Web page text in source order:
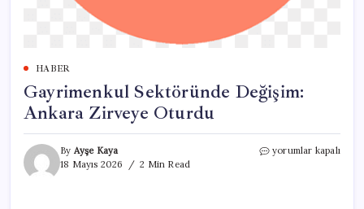
HABER
Gayrimenkul Sektöründe Değişim:
Ankara Zirveye Oturdu
By Ayşe Kaya
18 Mayıs 2026
2 Min Read
Gayrimenkul
yorumlar kapalı